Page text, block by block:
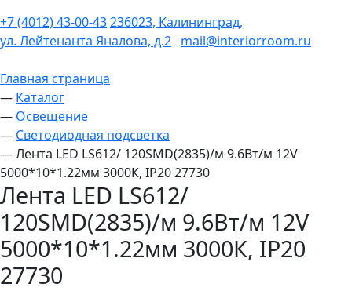
+7 (4012) 43-00-43236023, Калининград,
ул. Лейтенанта Яналова, д.2 mail@interiorroom.ru
Главная страница
— Каталог
— Освещение
— Светодиодная подсветка
—Лента LED LS612/ 120SMD(2835)/м 9.6Вт/м 12V
5000*10*1.22мм 3000К, IP20 27730
Лента LED LS612/
120SMD(2835)/м 9.6Вт/м 12V
5000*10*1.22мм 3000К, IP20
27730